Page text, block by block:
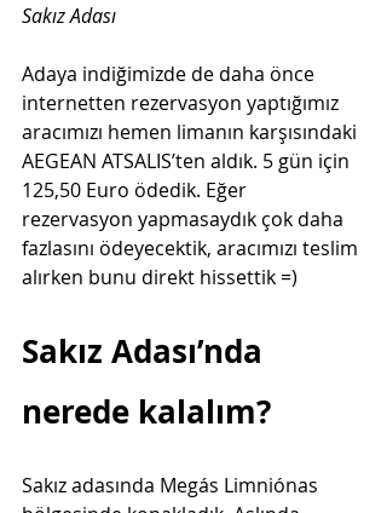
Sakız Adası
Adaya indiğimizde de daha önce
internetten rezervasyon yaptığımız
aracımızı hemen limanın karşısındaki
AEGEAN ATSALIS’ten aldık. 5 gün için
125,50 Euro ödedik. Eğer
rezervasyon yapmasaydık çok daha
fazlasını ödeyecektik, aracımızı teslim
alırken bunu direkt hissettik =)
Sakız Adası’nda
nerede kalalım?
Sakız adasında Megás Limniónas